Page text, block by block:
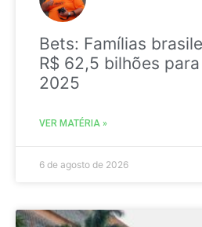
Bets: Famílias
R$ 62,5 bilhões
2025
VER MATÉRIA »
6 de agosto de 2026